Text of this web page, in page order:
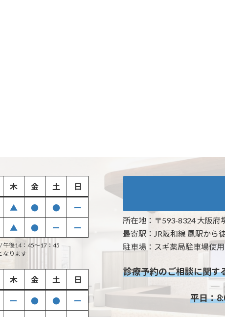
木 金 土 日
▲ ● ● ー
▲ ● ー ー
午後14：45〜17：45
ります
木 金 土 日
ー ● ● ー
所在地： 〒593-8324 大阪府
最寄駅： JR阪和線 鳳駅から
駐車場： スギ薬局駐車場使
診療予約のご相談に関す
平日：